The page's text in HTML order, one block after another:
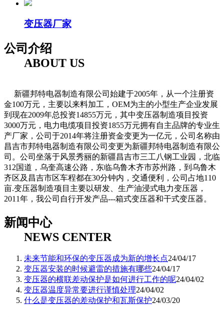
变压器厂家
公司介绍
ABOUT US
新疆邦特电器制造有限公司始建于2005年，从一个注册资
金100万元，主要以来料加工，OEM为主的小型生产企业发展
到现在2009年总投资14855万元，其中变压器制造项目投资
3000万元，电力电缆项目投资1855万元拥有自主品牌的专业生
产厂家，公司于2014年将注册资金变更为一亿元，公司名称由
昌吉市邦特电器制造有限公司变更为新疆邦特电器制造有限公
司。公司坐落于风景秀丽的新疆昌吉市三工八钢工业园，北临
312国道，乌奎高速公路，东临乌鲁木齐市苏州路，到乌鲁木
齐区及昌吉市区车程都在30分钟内，交通便利，公司占地110
亩.变压器制造项目主要以研发、生产油浸式电力变压器，
2011年，我公司自行开发产品---箱式变压器和干式变压器。
新闻中心
NEWS CENTER
未来节能和环保的变压器成为新的增长点24/04/17
​变压器安装的时候避雷的措施有哪些24/04/17
​变压器的横联差动保护是如何进行工作的呢24/04/02
​变压器温度异常要进行谨慎处理24/04/02
什么是变压器的差动保护和瓦斯保护24/03/20